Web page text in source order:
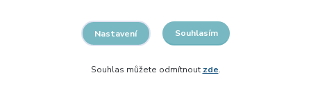
Nastavení Souhlasím
Souhlas můžete odmítnout zde.